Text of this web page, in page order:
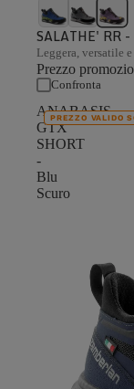
SALATHE' RR
Leggera, versatile
Prezzo
Confronta
ANABASIS
GTX
SHORT
-
Blu
Scuro
PREZZO VALIDO